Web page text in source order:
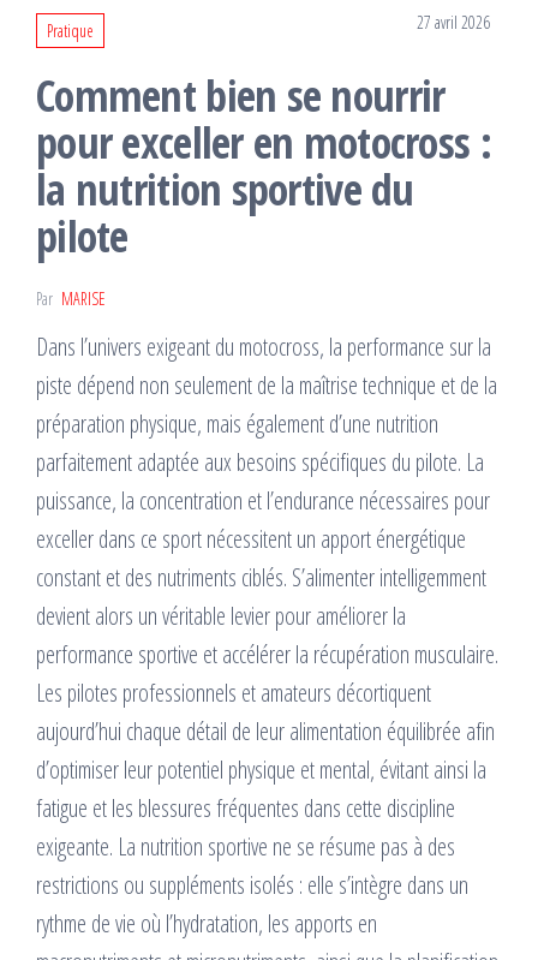
Pratique 27 avril 2026
Comment bien se nourrir
pour exceller en motocross :
la nutrition sportive du
pilote
Par MARISE
Dans l’univers exigeant du motocross, la performance sur la
piste dépend non seulement de la maîtrise technique et de la
préparation physique, mais également d’une nutrition
parfaitement adaptée aux besoins spécifiques du pilote. La
puissance, la concentration et l’endurance nécessaires pour
exceller dans ce sport nécessitent un apport énergétique
constant et des nutriments ciblés. S’alimenter intelligemment
devient alors un véritable levier pour améliorer la
performance sportive et accélérer la récupération musculaire.
Les pilotes professionnels et amateurs décortiquent
aujourd’hui chaque détail de leur alimentation équilibrée afin
d’optimiser leur potentiel physique et mental, évitant ainsi la
fatigue et les blessures fréquentes dans cette discipline
exigeante. La nutrition sportive ne se résume pas à des
restrictions ou suppléments isolés : elle s’intègre dans un
rythme de vie où l’hydratation, les apports en